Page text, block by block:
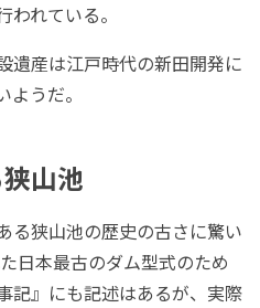
れている。
遺産は江戸時代の新田開発に
うだ。
山池
る狭山池の歴史の古さに驚い
日本最古のダム型式のため
記』にも記述はあるが、実際